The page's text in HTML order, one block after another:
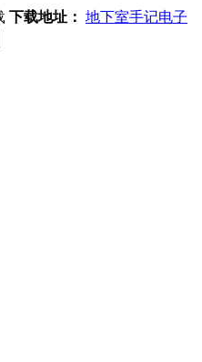
下载地址： 地下室手记电子